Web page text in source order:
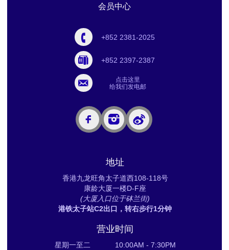
会员中心
+852 2381-2025
+852 2397-2387
点击这里
给我们发电邮
地址
香港九龙旺角太子道西108-118号
康龄大厦一楼D-F座
(大厦入口位于砵兰街)
港铁太子站C2出口，转右步行1分钟
营业时间
星期一至二 10:00AM - 7:30PM